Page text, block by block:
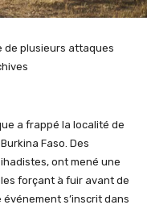
de plusieurs attaques
a frappé la localité de
Faso. Des
ont mené une
forçant à fuir avant de
s’inscrit dans